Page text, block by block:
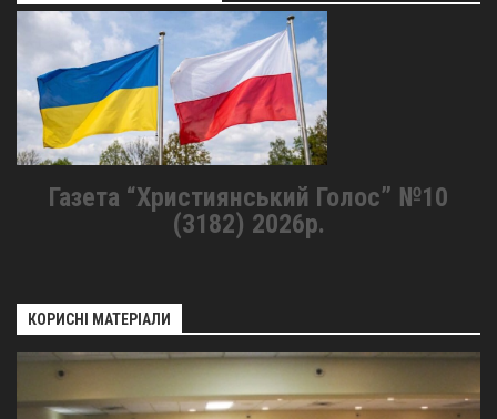
Газета “Християнський Голос” №10
(3182) 2026р.
КОРИСНІ МАТЕРІАЛИ